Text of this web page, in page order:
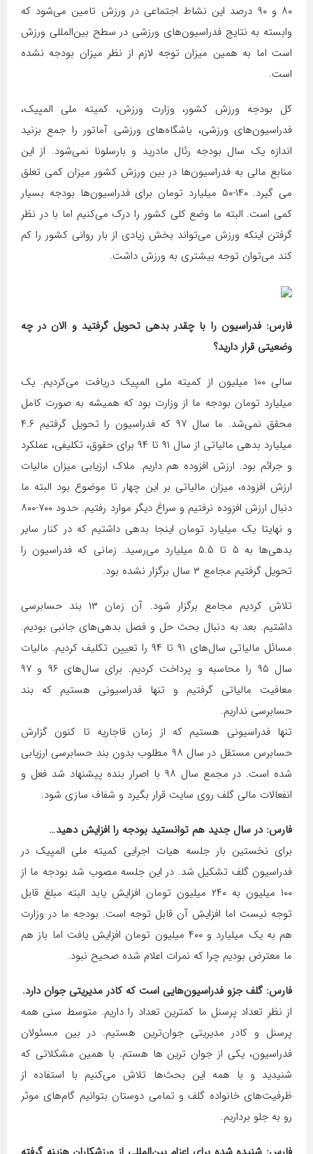
۸۰ و ۹۰ درصد این نشاط اجتماعی در ورزش تامین می‌شود که
وابسته به نتایج فدراسیون‌های ورزشی در سطح بین‌المللی ورزش
است اما به همین میزان توجه لازم از نظر میزان بودجه نشده
است.
کل بودجه ورزش کشور، وزارت ورزش، کمیته ملی المپیک،
فدراسیون‌های ورزشی، باشگاه‌های ورزشی آماتور را جمع بزنید
اندازه یک سال بودجه رئال مادرید و بارسلونا نمی‌شود. از این
منابع مالی به فدراسیون‌ها در بین ورزش کشور میزان کمی تعلق
می گیرد. ۱۴۰-۵۰ میلیارد تومان برای فدراسیون‌ها بودجه بسیار
کمی است. البته ما وضع کلی کشور را درک می‌کنیم اما با در نظر
گرفتن اینکه ورزش می‌تواند بخش زیادی از بار روانی کشور را کم
کند می‌توان توجه بیشتری به ورزش داشت.
فارس: فدراسیون را با چقدر بدهی تحویل گرفتید و الان در چه
وضعیتی قرار دارید؟
سالی ۱۰۰ میلیون از کمیته ملی المپیک دریافت می‌کردیم. یک
میلیارد تومان بودجه ما از وزارت بود که همیشه به صورت کامل
محقق نمی‌شد. ما سال ۹۷ که فدراسیون را تحویل گرفتیم ۴.۶
میلیارد بدهی مالیاتی از سال ۹۱ تا ۹۴ برای حقوق، تکلیفی، عملکرد
و جرائم بود. ارزش افزوده هم داریم. ملاک ارزیابی میزان مالیات
ارزش افزوده، میزان مالیاتی بر این چهار تا موضوع بود البته ما
دنبال ارزش افزوده نرفتیم و سراغ دیگر موارد رفتیم. حدود ۷۰۰-۸۰۰
و نهایتا یک میلیارد تومان اینجا بدهی داشتیم که در کنار سایر
بدهی‌ها به ۵ تا ۵.۵ میلیارد می‌رسید. زمانی که فدراسیون را
تحویل گرفتیم مجامع ۳ سال برگزار نشده بود.
تلاش کردیم مجامع برگزار شود. آن زمان ۱۳ بند حسابرسی
داشتیم. بعد به دنبال بحث حل و فصل بدهی‌های جانبی بودیم.
مسائل مالیاتی سال‌های ۹۱ تا ۹۴ را تعیین تکلیف کردیم. مالیات
سال ۹۵ را محاسبه و پرداخت کردیم. برای سا‌ل‌های ۹۶ و ۹۷
معافیت مالیاتی گرفتیم و تنها فدراسیونی هستیم که بند
حسابرسی نداریم.
تنها فدراسیونی هستیم که از زمان قاجاریه تا کنون گزارش
حسابرس مستقل در سال ۹۸ مطلوب بدون بند حسابرسی ارزیابی
شده است. در مجمع سال ۹۸ با اصرار بنده پیشنهاد شد فعل و
انفعالات مالی گلف روی سایت قرار بگیرد و شفاف سازی شود.
فارس: در سال جدید هم توانستید بودجه را افزایش دهید…
برای نخستین بار جلسه هیات اجرایی کمیته ملی المپیک در
فدراسیون گلف تشکیل شد. در این جلسه مصوب شد بودجه ما از
۱۰۰ میلیون به ۲۴۰ میلیون تومان افزایش یابد البته مبلغ قابل
توجه نیست اما افزایش آن قابل توجه است. بودجه ما در وزارت
هم به یک میلیارد و ۴۰۰ میلیون تومان افزایش یافت اما باز هم
ما معترض بودیم چرا که نمرات اعلام شده صحیح نبود.
فارس: گلف جزو فدراسیون‌هایی است که کادر مدیریتی جوان دارد.
از نظر تعداد پرسنل ما کمترین تعداد را داریم. متوسط سنی همه
پرسنل و کادر مدیریتی جوان‌ترین هستیم. در بین مسئولان
فدراسیون، یکی از جوان ترین ها هستم. با همین مشکلاتی که
شنیدید و با همه این بحث‌ها تلاش می‌کنیم با استفاده از
ظرفیت‌های خانواده گلف و تمامی دوستان بتوانیم گام‌های موثر
رو به جلو برداریم.